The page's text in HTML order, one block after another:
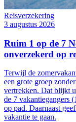
Reisverzekering
3 augustus 2026
Ruim 1 op de 7
onverzekerd op
Terwijl de
een grote groep
vertrekken. Dat blijkt
de 7 vakantiegangers
op pad. Daarnaast
vakantie te gaan.